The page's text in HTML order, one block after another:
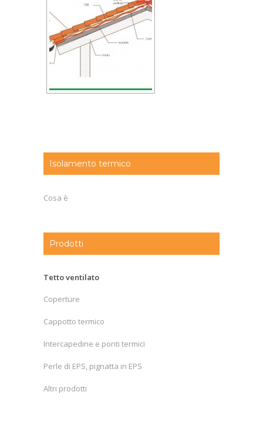
Isolamento termico
Cosa è
Prodotti
Tetto ventilato
Coperture
Cappotto termico
Intercapedine e ponti termici
Perle di EPS, pignatta in EPS
Altri prodotti